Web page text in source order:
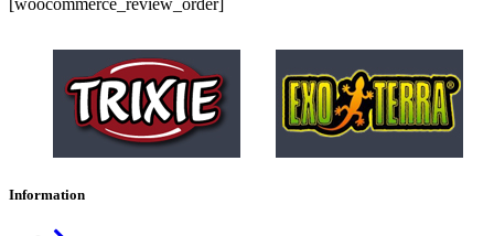
[woocommerce_review_order]
Information